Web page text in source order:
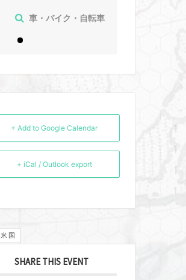
車・バイク・自転車
+ Add to Google Calendar
+ iCal / Outlook export
米国
SHARE THIS EVENT